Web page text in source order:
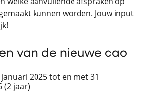
kunnen worden. Jouw input
van de nieuwe cao
januari 2025 tot en met 31
(2 jaar)